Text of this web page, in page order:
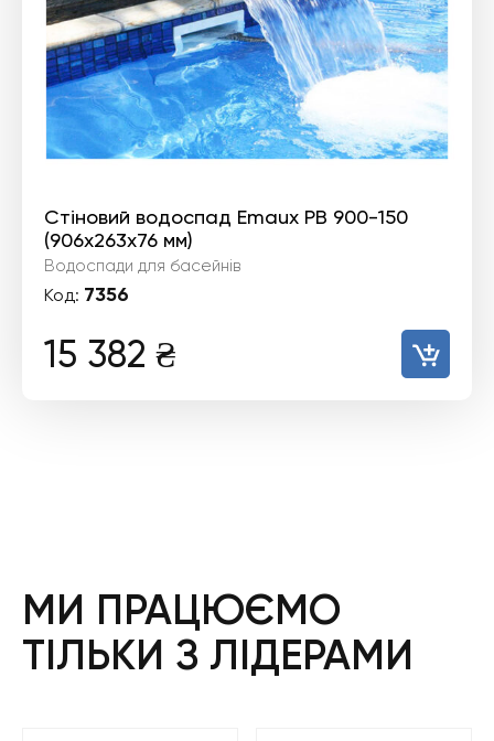
Стіновий водоспад Emaux PB 900-150
(906х263х76 мм)
Водоспади для басейнів
Код: 7356
15 382 ₴
МИ ПРАЦЮЄМО
ТІЛЬКИ З ЛІДЕРАМИ